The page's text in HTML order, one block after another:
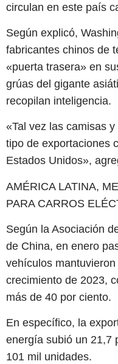
circulan en este país
Según explicó,
fabricantes chinos de
«puerta trasera» en
grúas del gigante
recopilan inteligencia.
«Tal vez las camisas
tipo de exportaciones
Estados Unidos»,
AMÉRICA LATINA,
PARA CARROS
Según la Asociación
de China, en enero
vehículos
crecimiento de 2023,
más de 40 por ciento.
En específico, la
energía subió un 21,7
101 mil unidades.